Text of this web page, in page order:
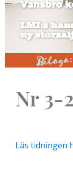
Nr 3-
Läs tidningen